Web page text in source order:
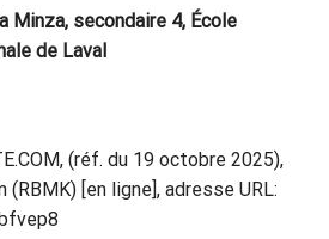
Minza, secondaire 4, École
de Laval
(réf. du 19 octobre 2025),
[en ligne], adresse URL: